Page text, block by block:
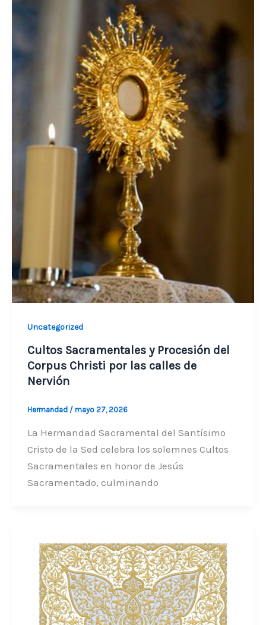
Uncategorized
Cultos Sacramentales y Procesión del
Corpus Christi por las calles de
Nervión
Hermandad / mayo 27, 2026
La Hermandad Sacramental del Santísimo
Cristo de la Sed celebra los solemnes Cultos
Sacramentales en honor de Jesús
Sacramentado, culminando